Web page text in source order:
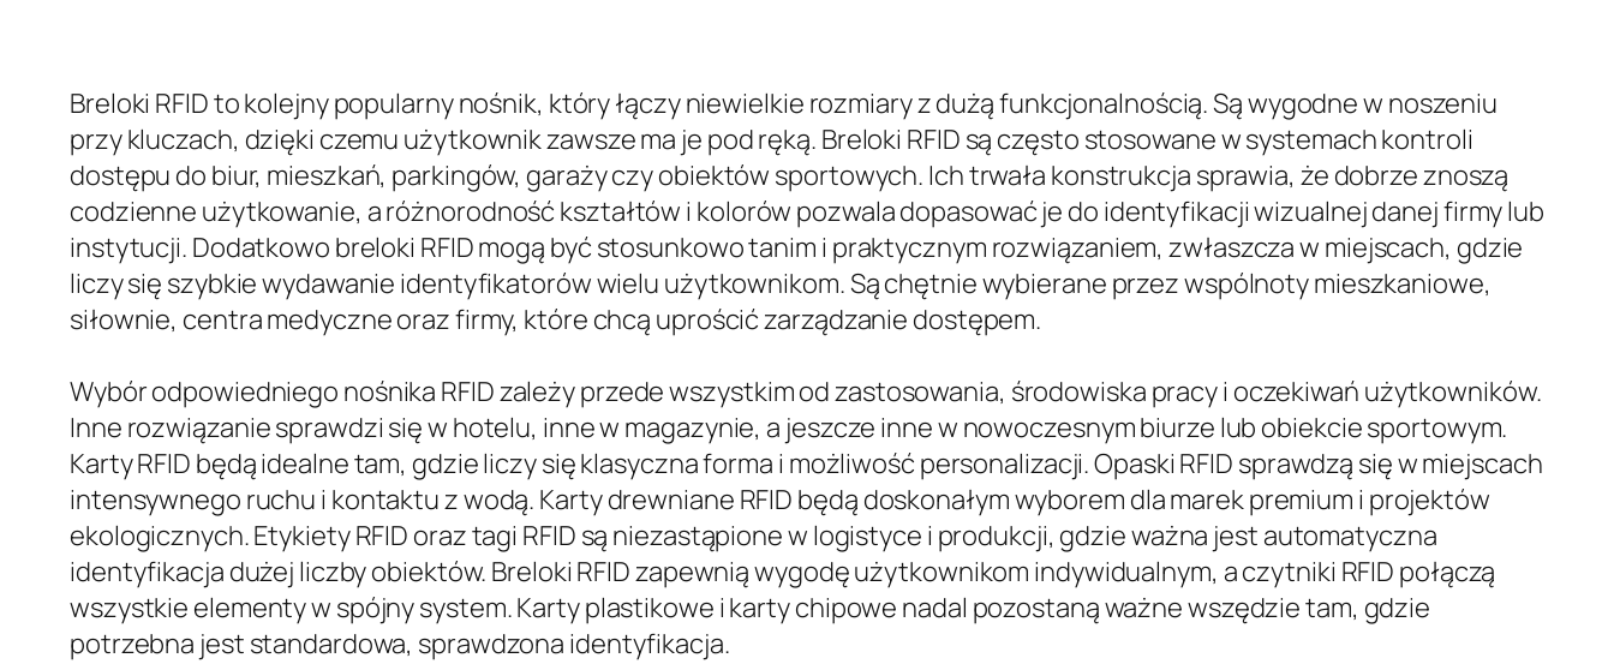
Breloki RFID to kolejny popularny nośnik, który łączy niewielkie rozmiary z dużą funkcjonalnością. Są wygodne w noszeniu
przy kluczach, dzięki czemu użytkownik zawsze ma je pod ręką. Breloki RFID są często stosowane w systemach kontroli
dostępu do biur, mieszkań, parkingów, garaży czy obiektów sportowych. Ich trwała konstrukcja sprawia, że dobrze znoszą
codzienne użytkowanie, a różnorodność kształtów i kolorów pozwala dopasować je do identyfikacji wizualnej danej firmy lub
instytucji. Dodatkowo breloki RFID mogą być stosunkowo tanim i praktycznym rozwiązaniem, zwłaszcza w miejscach, gdzie
liczy się szybkie wydawanie identyfikatorów wielu użytkownikom. Są chętnie wybierane przez wspólnoty mieszkaniowe,
siłownie, centra medyczne oraz firmy, które chcą uprościć zarządzanie dostępem.
Wybór odpowiedniego nośnika RFID zależy przede wszystkim od zastosowania, środowiska pracy i oczekiwań użytkowników.
Inne rozwiązanie sprawdzi się w hotelu, inne w magazynie, a jeszcze inne w nowoczesnym biurze lub obiekcie sportowym.
Karty RFID będą idealne tam, gdzie liczy się klasyczna forma i możliwość personalizacji. Opaski RFID sprawdzą się w miejscach
intensywnego ruchu i kontaktu z wodą. Karty drewniane RFID będą doskonałym wyborem dla marek premium i projektów
ekologicznych. Etykiety RFID oraz tagi RFID są niezastąpione w logistyce i produkcji, gdzie ważna jest automatyczna
identyfikacja dużej liczby obiektów. Breloki RFID zapewnią wygodę użytkownikom indywidualnym, a czytniki RFID połączą
wszystkie elementy w spójny system. Karty plastikowe i karty chipowe nadal pozostaną ważne wszędzie tam, gdzie
potrzebna jest standardowa, sprawdzona identyfikacja.